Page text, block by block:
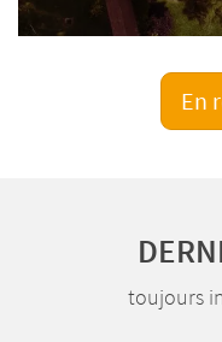
En
toujours